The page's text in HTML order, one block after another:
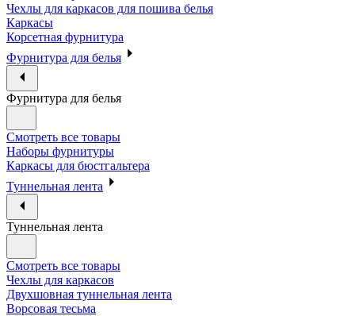
Чехлы для каркасов для пошива белья
Каркасы
Корсетная фурнитура
Фурнитура для белья
Фурнитура для белья
Смотреть все товары
Наборы фурнитуры
Каркасы для бюстгальтера
Туннельная лента
Туннельная лента
Смотреть все товары
Чехлы для каркасов
Двухшовная туннельная лента
Ворсовая тесьма